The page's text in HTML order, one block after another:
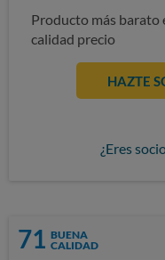
Producto más barato
calidad precio
HAZTE
¿Eres
71 BUENA
CALIDAD